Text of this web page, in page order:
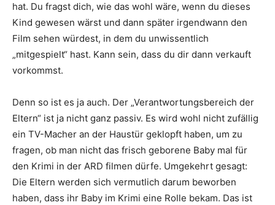
hat. Du fragst dich, wie das wohl wäre, wenn du dieses
Kind gewesen wärst und dann später irgendwann den
Film sehen würdest, in dem du unwissentlich
„mitgespielt“ hast. Kann sein, dass du dir dann verkauft
vorkommst.
Denn so ist es ja auch. Der „Verantwortungsbereich der
Eltern“ ist ja nicht ganz passiv. Es wird wohl nicht zufällig
ein TV-Macher an der Haustür geklopft haben, um zu
fragen, ob man nicht das frisch geborene Baby mal für
den Krimi in der ARD filmen dürfe. Umgekehrt gesagt:
Die Eltern werden sich vermutlich darum beworben
haben, dass ihr Baby im Krimi eine Rolle bekam. Das ist